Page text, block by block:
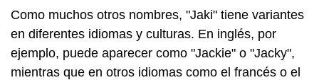
Como muchos otros nombres, "Jaki" tiene variantes
en diferentes idiomas y culturas. En inglés, por
ejemplo, puede aparecer como "Jackie" o "Jacky",
mientras que en otros idiomas como el francés o el